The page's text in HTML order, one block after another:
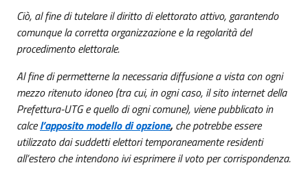
Ciò, al fine di tutelare il diritto di elettorato attivo, garantendo
comunque la corretta organizzazione e la regolarità del
procedimento elettorale.
Al fine di permetterne la necessaria diffusione a vista con ogni
mezzo ritenuto idoneo (tra cui, in ogni caso, il sito internet della
Prefettura-UTG e quello di ogni comune), viene pubblicato in
calce l’apposito modello di opzione,che potrebbe essere
utilizzato dai suddetti elettori temporaneamente residenti
all’estero che intendono ivi esprimere il voto per corrispondenza.